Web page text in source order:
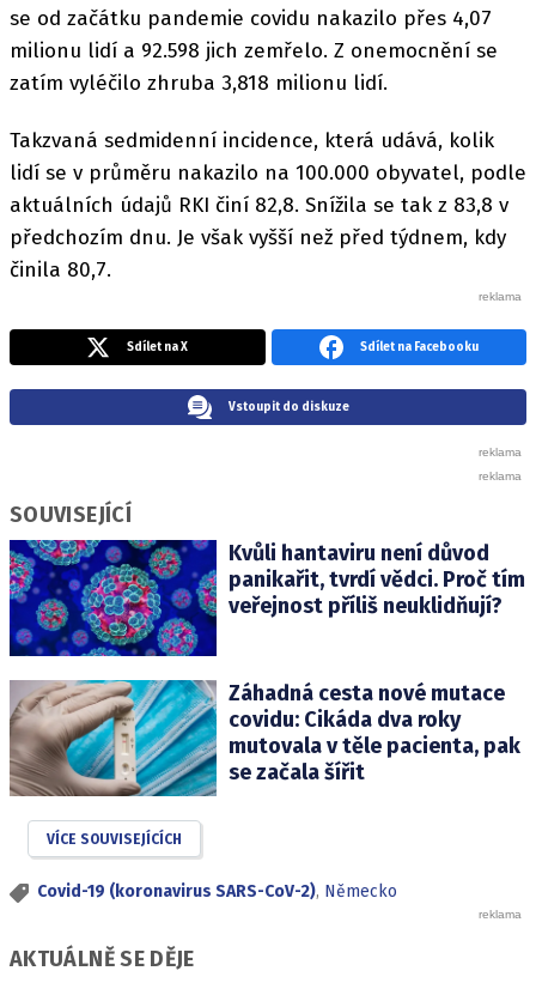
se od začátku pandemie covidu nakazilo přes 4,07
milionu lidí a 92.598 jich zemřelo. Z onemocnění se
zatím vyléčilo zhruba 3,818 milionu lidí.
Takzvaná sedmidenní incidence, která udává, kolik
lidí se v průměru nakazilo na 100.000 obyvatel, podle
aktuálních údajů RKI činí 82,8. Snížila se tak z 83,8 v
předchozím dnu. Je však vyšší než před týdnem, kdy
činila 80,7.
Sdílet na X Sdílet na Facebooku
Vstoupit do diskuze
SOUVISEJÍCÍ
Kvůli hantaviru není důvod
panikařit, tvrdí vědci. Proč tím
veřejnost příliš neuklidňují?
Záhadná cesta nové mutace
covidu: Cikáda dva roky
mutovala v těle pacienta, pak
se začala šířit
VÍCE SOUVISEJÍCÍCH
Covid-19 (koronavirus SARS-CoV-2), Německo
AKTUÁLNĚ SE DĚJE